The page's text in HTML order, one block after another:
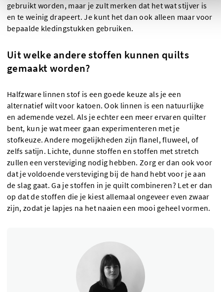
gebruikt worden, maar je zult merken dat het wat stijver is
en te weinig drapeert. Je kunt het dan ook alleen maar voor
bepaalde kledingstukken gebruiken.
Uit welke andere stoffen kunnen quilts
gemaakt worden?
Halfzware linnen stof is een goede keuze als je een
alternatief wilt voor katoen. Ook linnen is een natuurlijke
en ademende vezel. Als je echter een meer ervaren quilter
bent, kun je wat meer gaan experimenteren met je
stofkeuze. Andere mogelijkheden zijn flanel, fluweel, of
zelfs satijn. Lichte, dunne stoffen en stoffen met stretch
zullen een versteviging nodig hebben. Zorg er dan ook voor
dat je voldoende versteviging bij de hand hebt voor je aan
de slag gaat. Ga je stoffen in je quilt combineren? Let er dan
op dat de stoffen die je kiest allemaal ongeveer even zwaar
zijn, zodat je lapjes na het naaien een mooi geheel vormen.